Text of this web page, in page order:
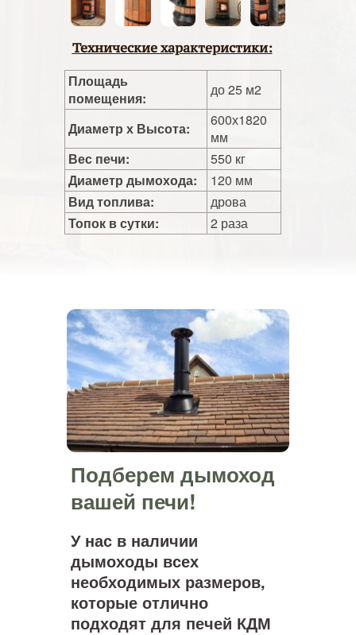
Технические характеристики:
Площадь
помещения:
до 25 м2
Диаметр х Высота:
600х1820
мм
Вес печи:
550 кг
Диаметр дымохода:
120 мм
Вид топлива:
дрова
Топок в сутки:
2 раза
Подберем дымоход
вашей печи!
У нас в наличии
дымоходы всех
необходимых размеров,
которые отлично
подходят для печей КДМ